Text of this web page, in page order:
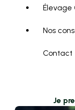
Élevage
Nos
Contact
Je